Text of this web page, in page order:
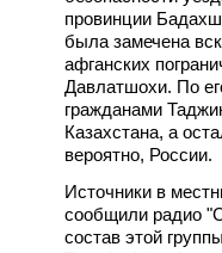
провинции
была замечена
афганских
Давлатшохи. По
гражданами
Казахстана, а
вероятно, России.
Источники в
сообщили радио
состав этой